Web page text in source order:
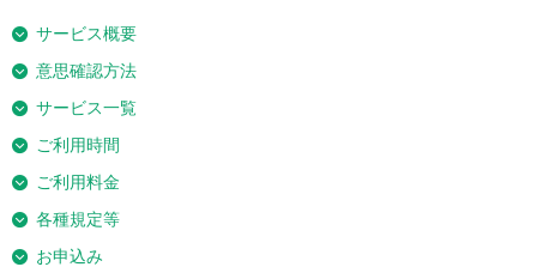
サービス概要
意思確認方法
サービス一覧
ご利用時間
ご利用料金
各種規定等
お申込み